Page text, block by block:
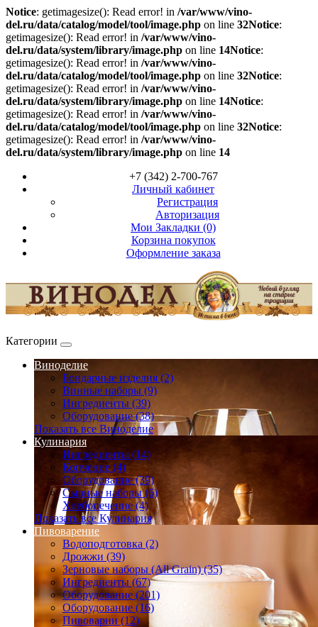
Notice: getimagesize(): Read error! in /var/www/vino-
del.ru/data/catalog/model/tool/image.php on line 32Notice:
getimagesize(): Read error! in /var/www/vino-
del.ru/data/system/library/image.php on line 14Notice:
getimagesize(): Read error! in /var/www/vino-
del.ru/data/catalog/model/tool/image.php on line 32Notice:
getimagesize(): Read error! in /var/www/vino-
del.ru/data/system/library/image.php on line 14Notice:
getimagesize(): Read error! in /var/www/vino-
del.ru/data/catalog/model/tool/image.php on line 32Notice:
getimagesize(): Read error! in /var/www/vino-
del.ru/data/system/library/image.php on line 14
+7 (342) 2-700-767
Личный кабинет
Регистрация
Авторизация
Мои Закладки (0)
Корзина покупок
Оформление заказа
Категории
Виноделие
Бондарные изделия (2)
Винные наборы (9)
Ингредиенты (39)
Оборудование (38)
Показать все Виноделие
Кулинария
Ингредиенты (14)
Копчение (4)
Оборудование (39)
Сырные наборы (6)
Хлебопечение (4)
Показать все Кулинария
Пивоварение
Водоподготовка (2)
Дрожжи (39)
Зерновые наборы (All Grain) (35)
Ингредиенты (67)
Оборудование (201)
Оборудование (16)
Пивоварни (12)